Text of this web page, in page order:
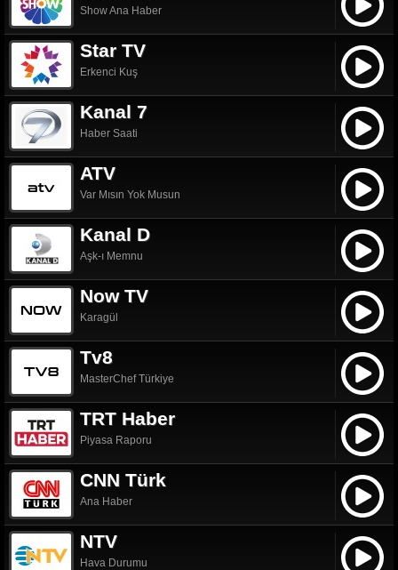
Show Ana Haber
Star TV
Erkenci Kuş
Kanal 7
Haber Saati
ATV
Var Mısın Yok Musun
Kanal D
Aşk-ı Memnu
Now TV
Karagül
Tv8
MasterChef Türkiye
TRT Haber
Piyasa Raporu
CNN Türk
Ana Haber
NTV
Hava Durumu